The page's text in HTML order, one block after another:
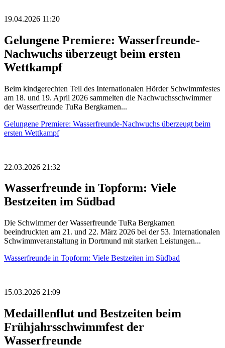
19.04.2026 11:20
Gelungene Premiere: Wasserfreunde-
Nachwuchs überzeugt beim ersten
Wettkampf
Beim kindgerechten Teil des Internationalen Hörder Schwimmfestes
am 18. und 19. April 2026 sammelten die Nachwuchsschwimmer
der Wasserfreunde TuRa Bergkamen...
Gelungene Premiere: Wasserfreunde-Nachwuchs überzeugt beim
ersten Wettkampf
22.03.2026 21:32
Wasserfreunde in Topform: Viele
Bestzeiten im Südbad
Die Schwimmer der Wasserfreunde TuRa Bergkamen
beeindruckten am 21. und 22. März 2026 bei der 53. Internationalen
Schwimmveranstaltung in Dortmund mit starken Leistungen...
Wasserfreunde in Topform: Viele Bestzeiten im Südbad
15.03.2026 21:09
Medaillenflut und Bestzeiten beim
Frühjahrsschwimmfest der
Wasserfreunde